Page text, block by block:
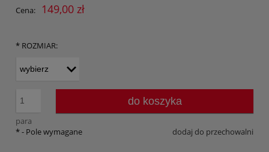
Cena: 149,00 zł
* ROZMIAR:
para
do koszyka
dodaj do przechowalni
*- Pole wymagane